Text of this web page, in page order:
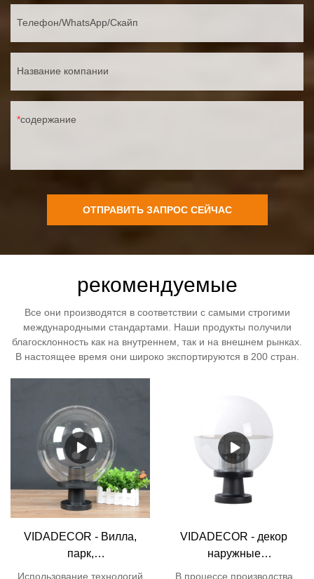
Телефон/WhatsApp/Скайп
Название компании
содержание
ОТПРАВИТЬ ЗАПРОС СЕЙЧАС
рекомендуемые
Все они производятся в соответствии с самыми строгими
международными стандартами. Наши продукты получили
благосклонность как на внутреннем, так и на внешнем рынках.
В настоящее время они широко экспортируются в 200 стран.
VIDADECOR - Вилла,
парк,
Использование технологий
VIDADECOR - декор
наружные
В процессе производства